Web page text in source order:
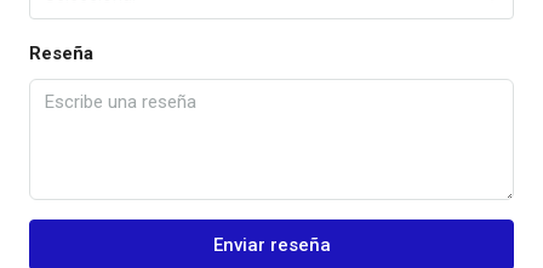
Reseña
Enviar reseña